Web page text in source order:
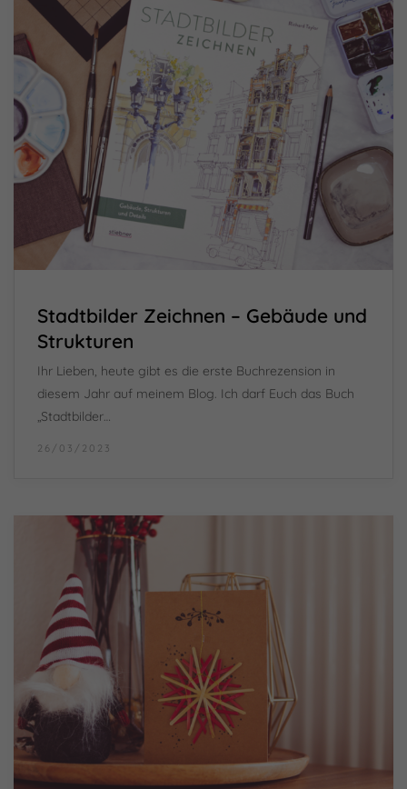
Stadtbilder Zeichnen – Gebäude und
Strukturen
Ihr Lieben, heute gibt es die erste Buchrezension in
diesem Jahr auf meinem Blog. Ich darf Euch das Buch
„Stadtbilder…
26/03/2023